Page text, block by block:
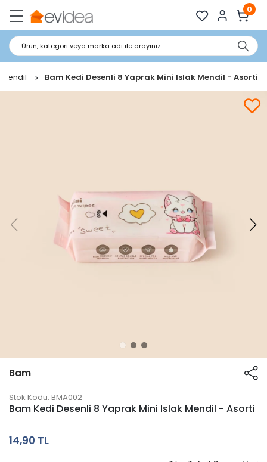
0
Ürün, kategori veya marka adı ile arayınız.
Bam Kedi Desenli 8 Yaprak Mini Islak Mendil - Asorti
Bam
Stok Kodu: BMA002
Bam Kedi Desenli 8 Yaprak Mini Islak Mendil - Asorti
14,90 TL